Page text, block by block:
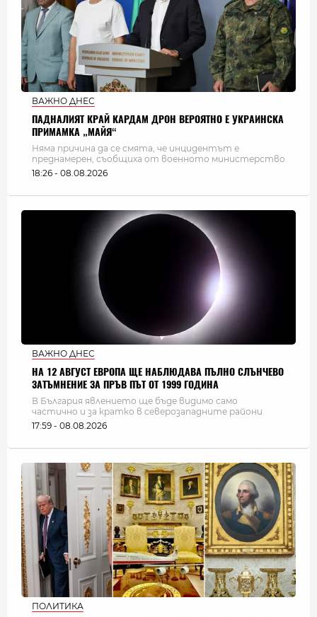
ВАЖНО ДНЕС
ПАДНАЛИЯТ КРАЙ КАРДАМ ДРОН ВЕРОЯТНО Е УКРАИНСКА
ПРИМАМКА „МАЙЯ“
Няма причина да се смята, че инцидентът е
преднамерен, съобщиха от военното министерство
18:26 - 08.08.2026
ВАЖНО ДНЕС
НА 12 АВГУСТ ЕВРОПА ЩЕ НАБЛЮДАВА ПЪЛНО СЛЪНЧЕВО
ЗАТЪМНЕНИЕ ЗА ПРЪВ ПЪТ ОТ 1999 ГОДИНА
В България явлението ще бъде видимо само
частично и за кратко в северозападните райони
17:59 - 08.08.2026
ПОЛИТИКА